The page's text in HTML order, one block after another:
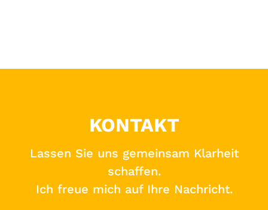
KONTAKT
Lassen Sie uns gemeinsam Klarheit
schaffen.
Ich freue mich auf Ihre Nachricht.